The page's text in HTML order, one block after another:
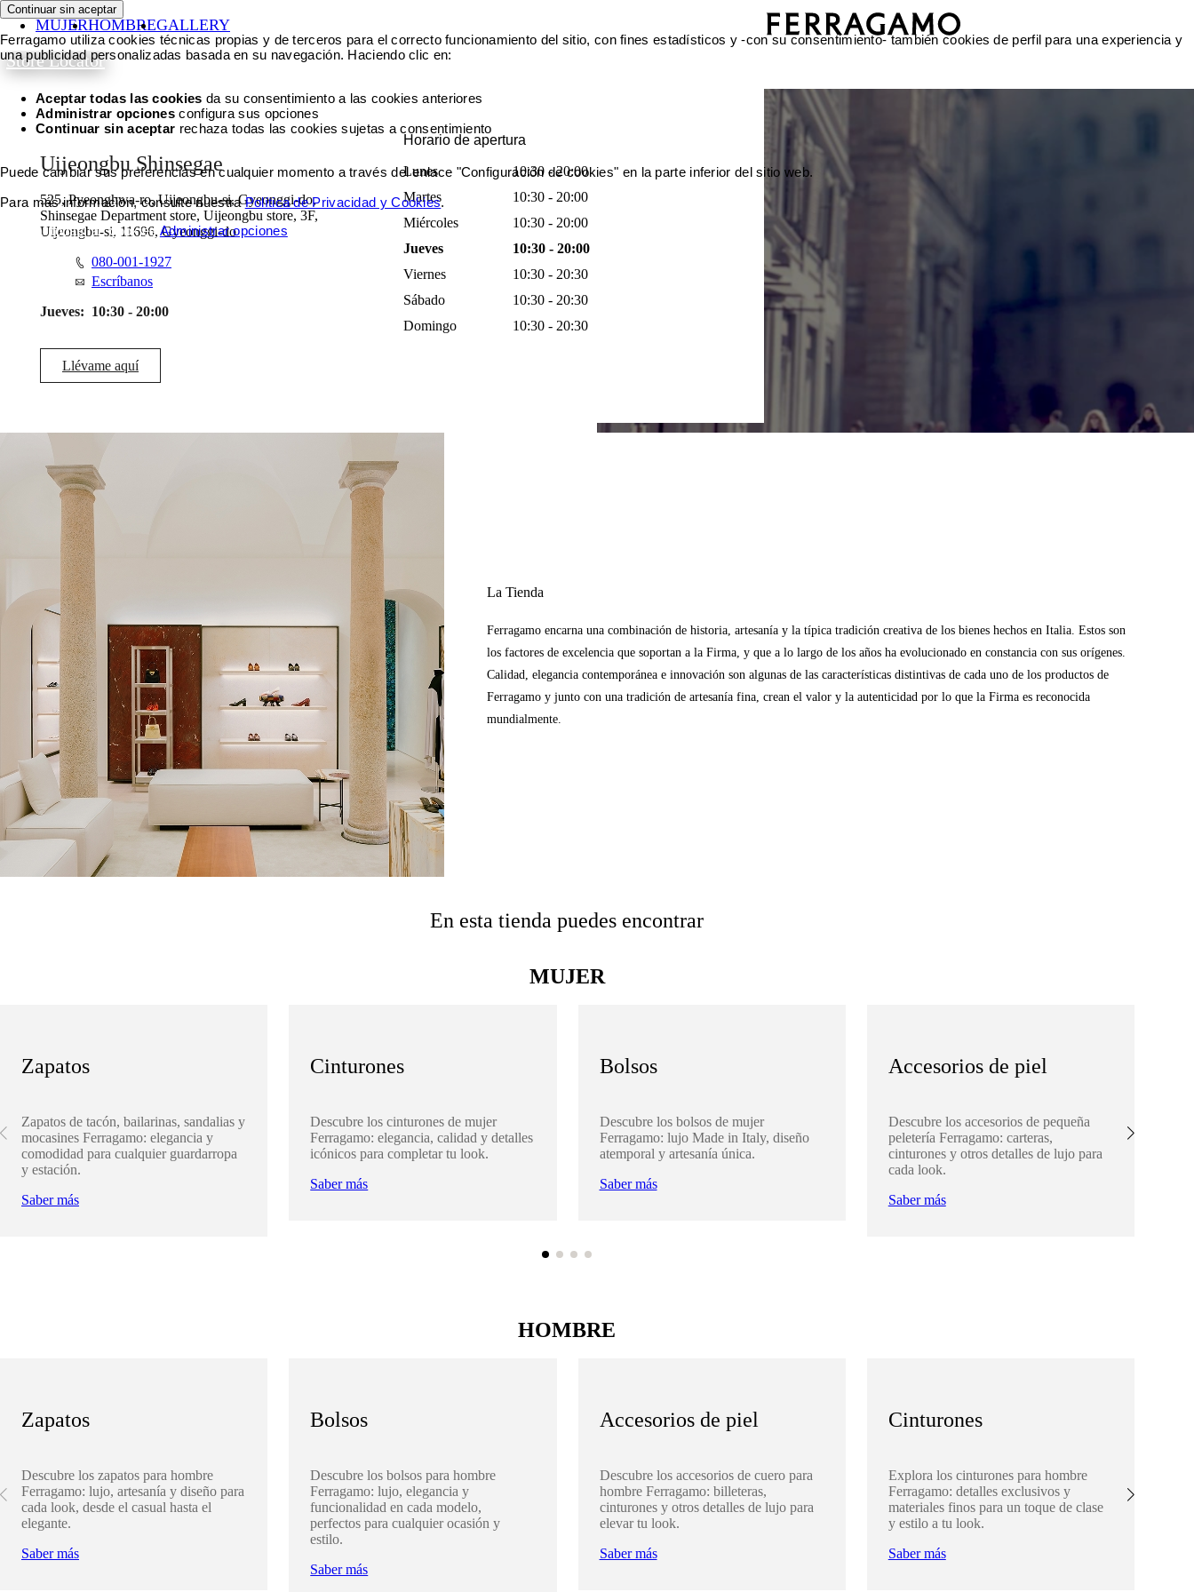
MUJERHOMBREGALLERY
Store Locator
Uijeongbu Shinsegae
525, Pyeonghwa-ro, Uijeongbu-si, Gyeonggi-do,
Shinsegae Department store, Uijeongbu store, 3F,
Uijeongbu-si, 11696, Gyeonggi-do
080-001-1927
Escríbanos
Jueves: 10:30 - 20:00
Llévame aquí
Horario de apertura
Lunes
10:30 - 20:00
Martes
10:30 - 20:00
Miércoles
10:30 - 20:00
Jueves
10:30 - 20:00
Viernes
10:30 - 20:30
Sábado
10:30 - 20:30
Domingo
10:30 - 20:30
La Tienda
Ferragamo encarna una combinación de historia, artesanía y la típica tradición creativa de los bienes hechos en Italia. Estos son
los factores de excelencia que soportan a la Firma, y que a lo largo de los años ha evolucionado en constancia con sus orígenes.
Calidad, elegancia contemporánea e innovación son algunas de las características distintivas de cada uno de los productos de
Ferragamo y junto con una tradición de artesanía fina, crean el valor y la autenticidad por lo que la Firma es reconocida
mundialmente.
En esta tienda puedes encontrar
MUJER
Zapatos
Zapatos de tacón, bailarinas, sandalias y
mocasines Ferragamo: elegancia y
comodidad para cualquier guardarropa
y estación.
Saber más
Cinturones
Descubre los cinturones de mujer
Ferragamo: elegancia, calidad y detalles
icónicos para completar tu look.
Saber más
Bolsos
Descubre los bolsos de mujer
Ferragamo: lujo Made in Italy, diseño
atemporal y artesanía única.
Saber más
Accesorios de piel
Descubre los accesorios de pequeña
peletería Ferragamo: carteras,
cinturones y otros detalles de lujo para
cada look.
Saber más
HOMBRE
Zapatos
Descubre los zapatos para hombre
Ferragamo: lujo, artesanía y diseño para
cada look, desde el casual hasta el
elegante.
Saber más
Bolsos
Descubre los bolsos para hombre
Ferragamo: lujo, elegancia y
funcionalidad en cada modelo,
perfectos para cualquier ocasión y
estilo.
Saber más
Accesorios de piel
Descubre los accesorios de cuero para
hombre Ferragamo: billeteras,
cinturones y otros detalles de lujo para
elevar tu look.
Saber más
Cinturones
Explora los cinturones para hombre
Ferragamo: detalles exclusivos y
materiales finos para un toque de clase
y estilo a tu look.
Saber más
Continuar sin aceptar
Ferragamo utiliza cookies técnicas propias y de terceros para el correcto funcionamiento del sitio, con fines estadísticos y -con su consentimiento- también cookies de perfil para una experiencia y
una publicidad personalizadas basada en su navegación. Haciendo clic en:
Aceptar todas las cookies da su consentimiento a las cookies anteriores
Administrar opciones configura sus opciones
Continuar sin aceptar rechaza todas las cookies sujetas a consentimiento
Puede cambiar sus preferencias en cualquier momento a través del enlace "Configuración de cookies" en la parte inferior del sitio web.
Para más información, consulte nuestraPolítica de Privacidad y Cookies.
Aceptar todas las cookies Administrar opciones